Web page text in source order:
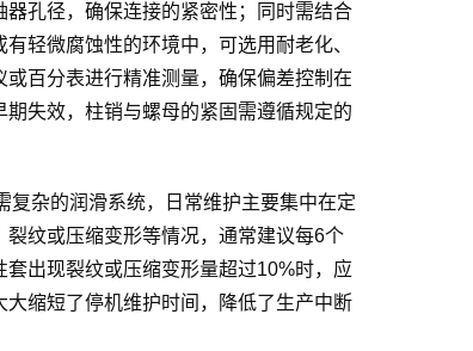
孔径，确保连接的紧密性；同时需结合
轻微腐蚀性的环境中，可选用耐老化、
百分表进行精准测量，确保偏差控制在
失效，柱销与螺母的紧固需遵循规定的
杂的润滑系统，日常维护主要集中在定
纹或压缩变形等情况，通常建议每6个
出现裂纹或压缩变形量超过10%时，应
缩短了停机维护时间，降低了生产中断